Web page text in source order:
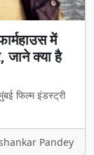
में
जाने क्या है
फिल्म इंडस्ट्री
Pandey